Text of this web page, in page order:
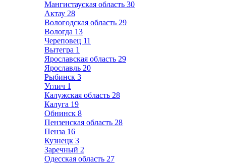
Мангистауская область 30
Актау 28
Вологодская область 29
Вологда 13
Череповец 11
Вытегра 1
Ярославская область 29
Ярославль 20
Рыбинск 3
Углич 1
Калужская область 28
Калуга 19
Обнинск 8
Пензенская область 28
Пенза 16
Кузнецк 3
Заречный 2
Одесская область 27